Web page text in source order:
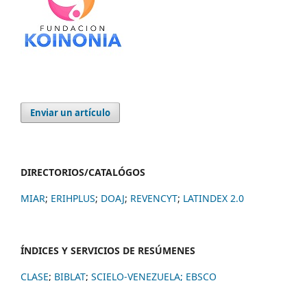
Enviar un artículo
DIRECTORIOS/CATALÓGOS
MIAR; ERIHPLUS; DOAJ; REVENCYT; LATINDEX 2.0
ÍNDICES Y SERVICIOS DE RESÚMENES
CLASE; BIBLAT; SCIELO-VENEZUELA; EBSCO